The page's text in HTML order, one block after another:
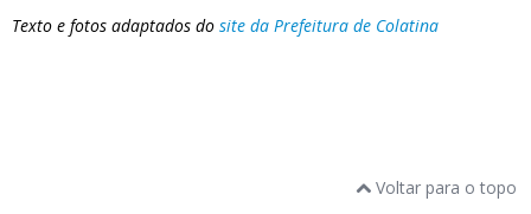
Texto e fotos adaptados do site da Prefeitura de Colatina
Voltar para o topo